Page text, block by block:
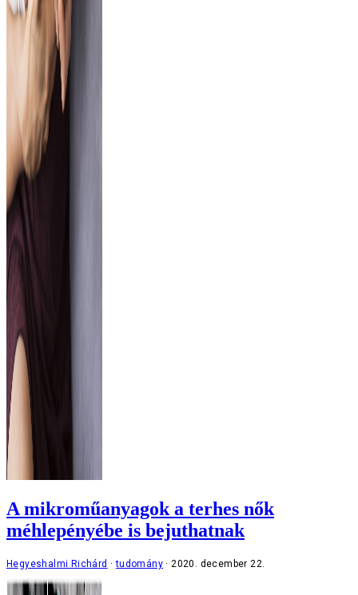
A mikroműanyagok a terhes nők
méhlepényébe is bejuthatnak
Hegyeshalmi Richárd tudomány 2020. december 22.